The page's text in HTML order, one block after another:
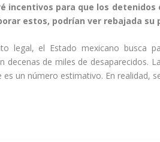
incentivos para que los
estos, podrían ver rebajada
legal, el Estado mexicano busca
decenas de miles de desaparecidos.
un número estimativo. En realidad,